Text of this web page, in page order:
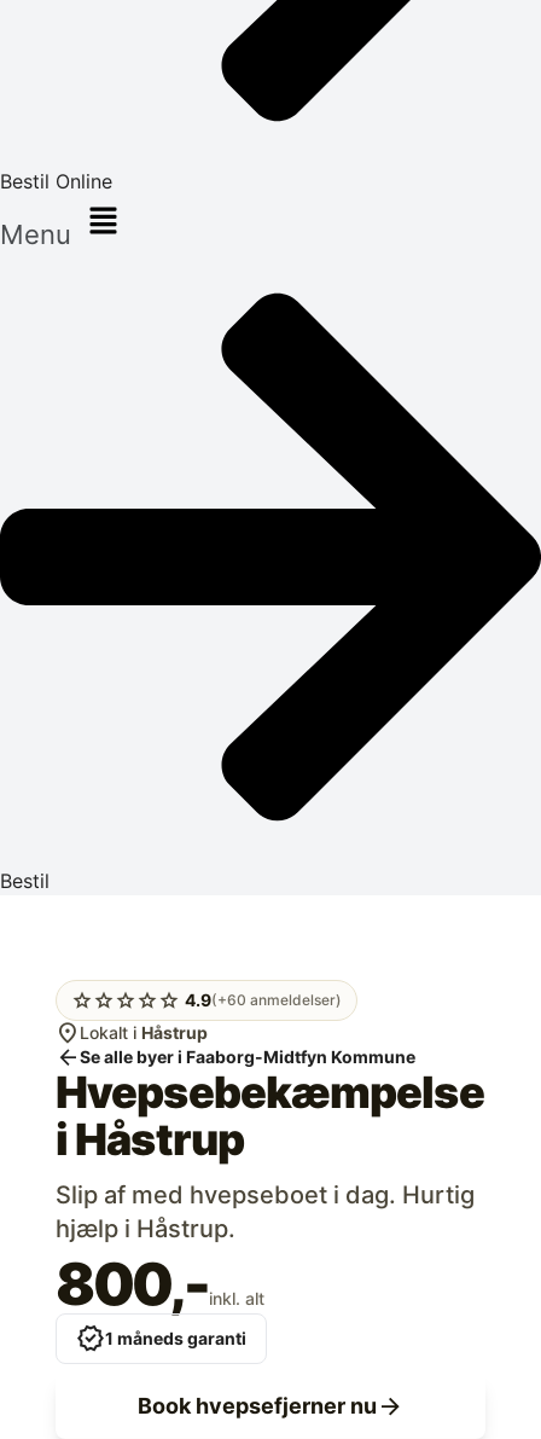
Bestil Online
Menu
Bestil
starstarstarstarstar 4.9(+60 anmeldelser)
location_on Lokalt i Håstrup
arrow_backSe alle byer i Faaborg-Midtfyn Kommune
Hvepsebekæmpelse
iHåstrup
Slip af med hvepseboet i dag. Hurtig
hjælp i Håstrup.
800,-inkl. alt
verified1 måneds garanti
Book hvepsefjerner nu arrow_forward